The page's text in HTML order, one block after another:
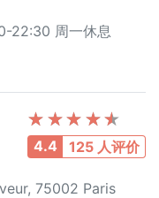
22:30 周一休息
4.4 125 人评价
75002 Paris